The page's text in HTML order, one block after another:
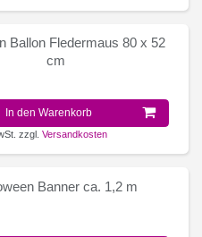
Ballon Fledermaus 80 x 52
cm
In den Warenkorb
zzgl.Versandkosten
Banner ca. 1,2 m